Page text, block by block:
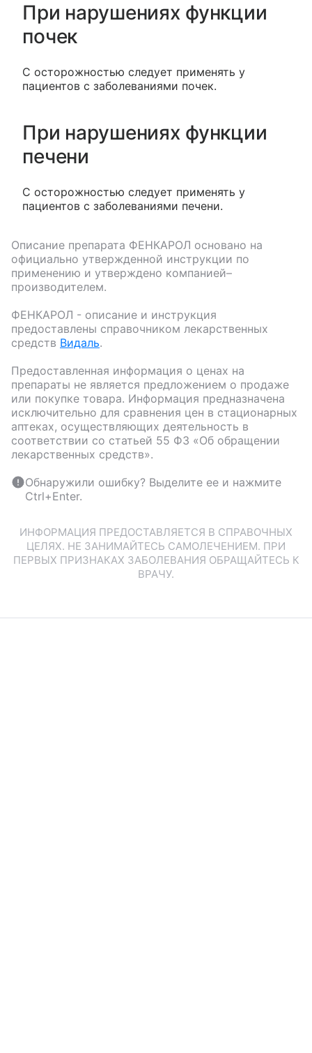
При нарушениях функции
почек
С осторожностью следует применять у
пациентов с заболеваниями почек.
При нарушениях функции
печени
С осторожностью следует применять у
пациентов с заболеваниями печени.
Описание препарата ФЕНКАРОЛ основано на
официально утвержденной инструкции по
применению и утверждено компанией–
производителем.
ФЕНКАРОЛ - описание и инструкция
предоставлены справочником лекарственных
средств Видаль.
Предоставленная информация о ценах на
препараты не является предложением о продаже
или покупке товара. Информация предназначена
исключительно для сравнения цен в стационарных
аптеках, осуществляющих деятельность в
соответствии со статьей 55 ФЗ «Об обращении
лекарственных средств».
Обнаружили ошибку? Выделите ее и нажмите
Ctrl+Enter.
ИНФОРМАЦИЯ ПРЕДОСТАВЛЯЕТСЯ В СПРАВОЧНЫХ
ЦЕЛЯХ. НЕ ЗАНИМАЙТЕСЬ САМОЛЕЧЕНИЕМ. ПРИ
ПЕРВЫХ ПРИЗНАКАХ ЗАБОЛЕВАНИЯ ОБРАЩАЙТЕСЬ К
ВРАЧУ.